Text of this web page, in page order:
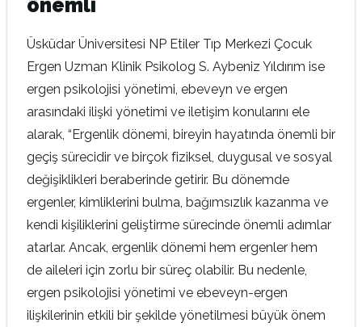
önemli
Üsküdar Üniversitesi NP Etiler Tıp Merkezi Çocuk
Ergen Uzman Klinik Psikolog S. Aybeniz Yıldırım ise
ergen psikolojisi yönetimi, ebeveyn ve ergen
arasındaki ilişki yönetimi ve iletişim konularını ele
alarak, “Ergenlik dönemi, bireyin hayatında önemli bir
geçiş sürecidir ve birçok fiziksel, duygusal ve sosyal
değişiklikleri beraberinde getirir. Bu dönemde
ergenler, kimliklerini bulma, bağımsızlık kazanma ve
kendi kişiliklerini geliştirme sürecinde önemli adımlar
atarlar. Ancak, ergenlik dönemi hem ergenler hem
de aileleri için zorlu bir süreç olabilir. Bu nedenle,
ergen psikolojisi yönetimi ve ebeveyn-ergen
ilişkilerinin etkili bir şekilde yönetilmesi büyük önem